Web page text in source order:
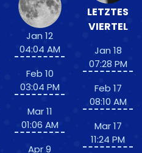
Jan 12
04:04 AM
Feb 10
03:04 PM
Mar 11
01:06 AM
Apr 9
LETZTES
VIERTEL
Jan 18
07:28 PM
Feb 17
08:10 AM
Mar 17
11:24 PM